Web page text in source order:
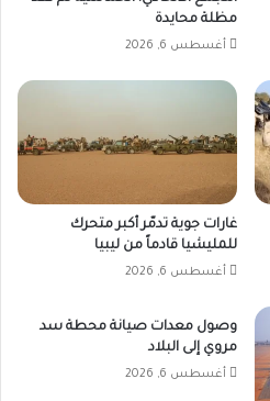
مظلة محايدة
أغسطس 6, 2026
غارات جوية تدمّر أكبر متحرك
للمليشيا قادماً من ليبيا
أغسطس 6, 2026
وصول معدات صيانة محطة سد
مروي إلى البلاد
أغسطس 6, 2026